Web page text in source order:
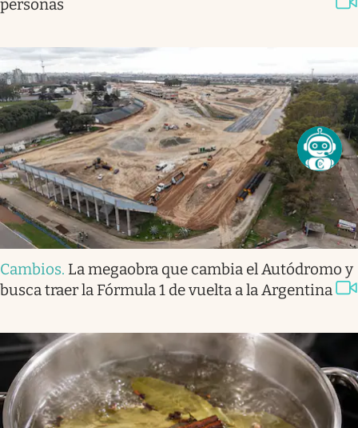
personas
Cambios. La megaobra que cambia el Autódromo y
busca traer la Fórmula 1 de vuelta a la Argentina